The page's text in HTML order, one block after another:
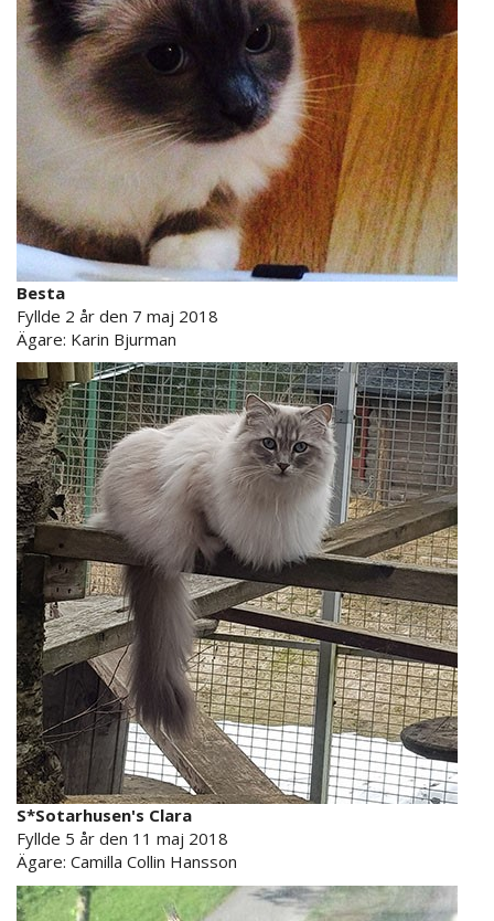
Besta
Fyllde 2 år den 7 maj 2018
Ägare: Karin Bjurman
S*Sotarhusen's Clara
Fyllde 5 år den 11 maj 2018
Ägare: Camilla Collin Hansson